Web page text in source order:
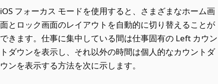
iOS フォーカス モードを使用すると、さまざまなホーム画
面とロック画面のレイアウトを自動的に切り替えることが
できます。仕事に集中している間は仕事固有の Left カウン
トダウンを表示し、それ以外の時間は個人的なカウントダ
ウンを表示する方法を次に示します。